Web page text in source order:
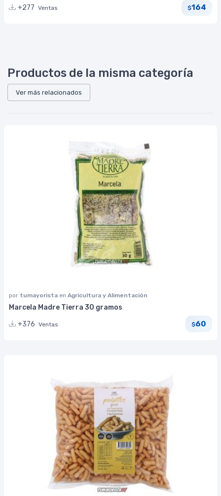
+277 Ventas $164
Productos de la misma categoría
Ver más relacionados
por tumayorista en Agricultura y Alimentación
Marcela Madre Tierra 30 gramos
+376 Ventas $60